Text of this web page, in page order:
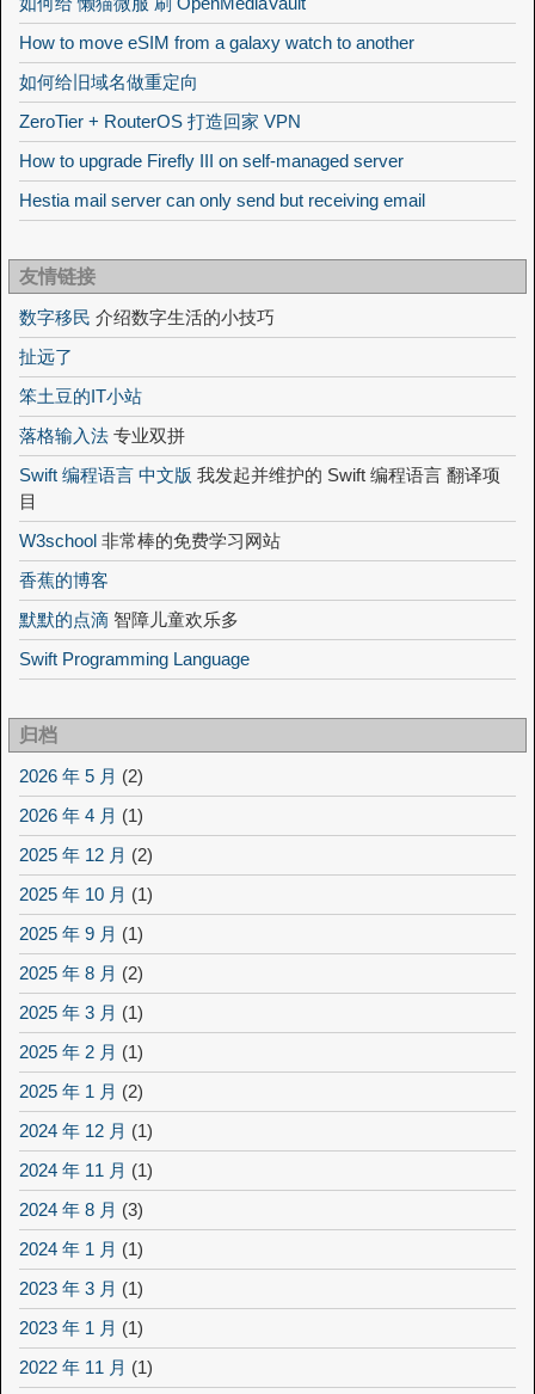
How to move eSIM from a galaxy watch to another
如何给旧域名做重定向
ZeroTier + RouterOS 打造回家 VPN
How to upgrade Firefly III on self-managed server
Hestia mail server can only send but receiving email
友情链接
数字移民 介绍数字生活的小技巧
扯远了
笨土豆的IT小站
落格输入法 专业双拼
Swift 编程语言 中文版 我发起并维护的 Swift 编程语言 翻译项
目
W3school 非常棒的免费学习网站
香蕉的博客
默默的点滴 智障儿童欢乐多
Swift Programming Language
归档
2026 年 5 月 (2)
2026 年 4 月 (1)
2025 年 12 月 (2)
2025 年 10 月 (1)
2025 年 9 月 (1)
2025 年 8 月 (2)
2025 年 3 月 (1)
2025 年 2 月 (1)
2025 年 1 月 (2)
2024 年 12 月 (1)
2024 年 11 月 (1)
2024 年 8 月 (3)
2024 年 1 月 (1)
2023 年 3 月 (1)
2023 年 1 月 (1)
2022 年 11 月 (1)